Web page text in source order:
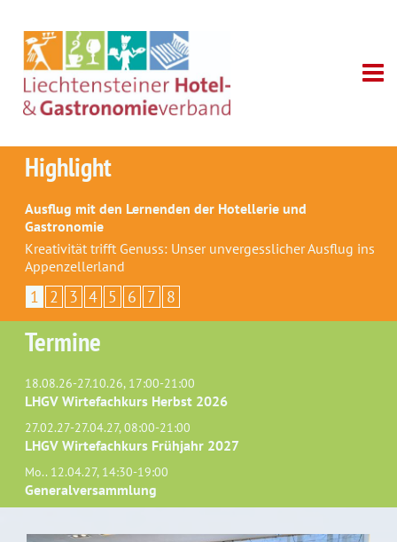
Highlight
Ausflug mit den Lernenden der Hotellerie und
Gastronomie
Kreativität trifft Genuss: Unser unvergesslicher Ausflug ins
Appenzellerland
1 2 3 4 5 6 7 8
Termine
18.08.26-27.10.26, 17:00-21:00
LHGV Wirtefachkurs Herbst 2026
27.02.27-27.04.27, 08:00-21:00
LHGV Wirtefachkurs Frühjahr 2027
Mo.. 12.04.27, 14:30-19:00
Generalversammlung